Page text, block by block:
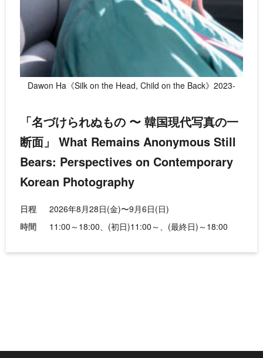
Dawon Ha《Silk on the Head, Child on the Back》2023-
「名づけられぬもの 〜 韓国現代写真の一
断面」 What Remains Anonymous Still
Bears: Perspectives on Contemporary
Korean Photography
日程 2026年8月28日(金)〜9月6日(日)
時間
11:00～18:00、(初日)11:00～、(最終日)～18:00